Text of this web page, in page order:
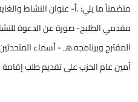
متضمناً ما يلي: .أ- عنوان النشاط
مقدمي الطلبج- صورة عن الدعوة
المقترح وبرنامجه.هـ - أسماء
أمين عام الحزب على تقديم طلب إقامة